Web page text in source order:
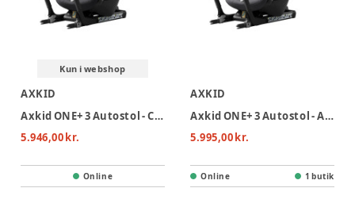
Kun i webshop
AXKID
Axkid ONE+ 3 Autostol - Coastal Storm Black
5.946,00 kr.
Online
AXKID
Axkid ONE+ 3 Autostol - Arctic Mist Grey
5.995,00 kr.
Online 1 butik